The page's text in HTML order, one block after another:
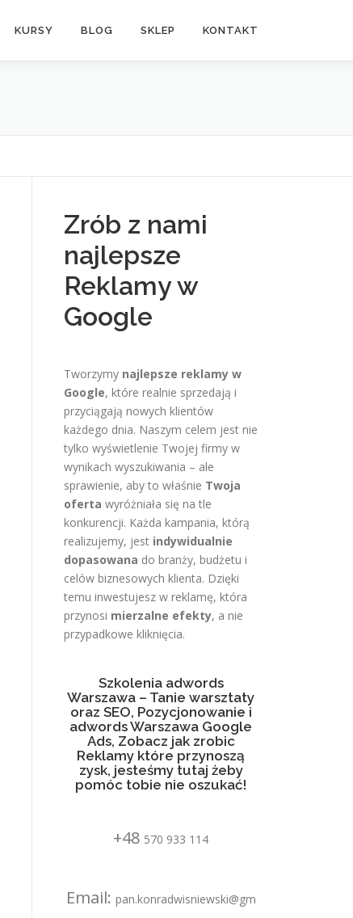
KURSY BLOG SKLEP KONTAKT
Zrób z nami
najlepsze
Reklamy w
Google
Tworzymy najlepsze reklamy w
Google, które realnie sprzedają i
przyciągają nowych klientów
każdego dnia. Naszym celem jest nie
tylko wyświetlenie Twojej firmy w
wynikach wyszukiwania – ale
sprawienie, aby to właśnie Twoja
oferta wyróżniała się na tle
konkurencji. Każda kampania, którą
realizujemy, jest indywidualnie
dopasowana do branży, budżetu i
celów biznesowych klienta. Dzięki
temu inwestujesz w reklamę, która
przynosi mierzalne efekty, a nie
przypadkowe kliknięcia.
Szkolenia adwords
Warszawa – Tanie warsztaty
oraz SEO, Pozycjonowanie i
adwords Warszawa Google
Ads, Zobacz jak zrobic
Reklamy które przynoszą
zysk, jesteśmy tutaj żeby
pomóc tobie nie oszukać!
+48 570 933 114
Email: pan.konradwisniewski@gm